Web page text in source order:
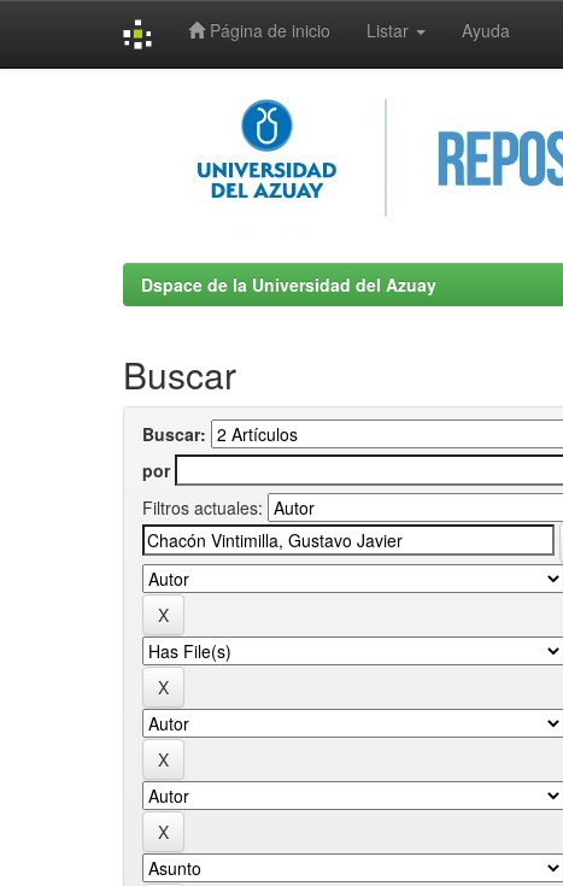
Página de inicio Listar Ayuda
Dspace de la Universidad del Azuay
Buscar
Buscar:
por
Filtros actuales: